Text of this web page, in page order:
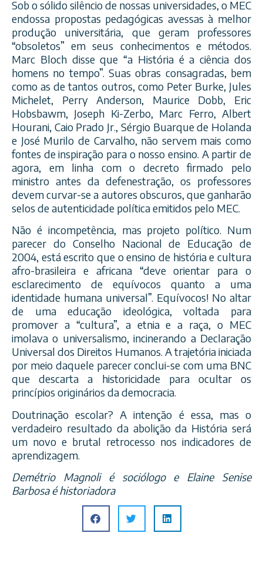
Sob o sólido silêncio de nossas universidades, o MEC
endossa propostas pedagógicas avessas à melhor
produção universitária, que geram professores
“obsoletos” em seus conhecimentos e métodos.
Marc Bloch disse que “a História é a ciência dos
homens no tempo”. Suas obras consagradas, bem
como as de tantos outros, como Peter Burke, Jules
Michelet, Perry Anderson, Maurice Dobb, Eric
Hobsbawm, Joseph Ki-Zerbo, Marc Ferro, Albert
Hourani, Caio Prado Jr., Sérgio Buarque de Holanda
e José Murilo de Carvalho, não servem mais como
fontes de inspiração para o nosso ensino. A partir de
agora, em linha com o decreto firmado pelo
ministro antes da defenestração, os professores
devem curvar-se a autores obscuros, que ganharão
selos de autenticidade política emitidos pelo MEC.
Não é incompetência, mas projeto político. Num
parecer do Conselho Nacional de Educação de
2004, está escrito que o ensino de história e cultura
afro-brasileira e africana “deve orientar para o
esclarecimento de equívocos quanto a uma
identidade humana universal”. Equívocos! No altar
de uma educação ideológica, voltada para
promover a “cultura”, a etnia e a raça, o MEC
imolava o universalismo, incinerando a Declaração
Universal dos Direitos Humanos. A trajetória iniciada
por meio daquele parecer conclui-se com uma BNC
que descarta a historicidade para ocultar os
princípios originários da democracia.
Doutrinação escolar? A intenção é essa, mas o
verdadeiro resultado da abolição da História será
um novo e brutal retrocesso nos indicadores de
aprendizagem.
Demétrio Magnoli é sociólogo e Elaine Senise
Barbosa é historiadora